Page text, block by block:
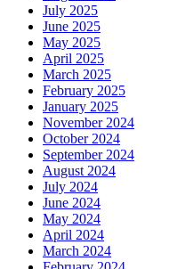
July 2025
June 2025
May 2025
April 2025
March 2025
February 2025
January 2025
November 2024
October 2024
September 2024
August 2024
July 2024
June 2024
May 2024
April 2024
March 2024